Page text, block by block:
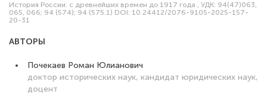
История России: с древнейших времен до 1917 года , УДК: 94(47)063,
065, 066; 94 (574); 94 (575.1) DOI: 10.24412/2076-9105-2025-157-
20-31
АВТОРЫ
Почекаев Роман Юлианович
доктор исторических наук, кандидат юридических наук,
доцент